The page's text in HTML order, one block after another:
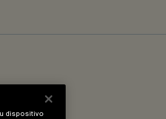
dispositivo